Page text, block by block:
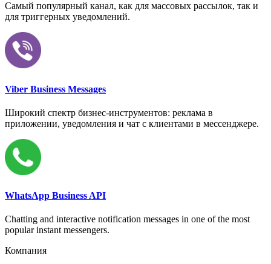
Самый популярный канал, как для массовых рассылок, так и
для триггерных уведомлений.
Viber Business Messages
Широкий спектр бизнес-инструментов: реклама в
приложении, уведомления и чат с клиентами в мессенджере.
WhatsApp Business API
Chatting and interactive notification messages in one of the most
popular instant messengers.
Компания